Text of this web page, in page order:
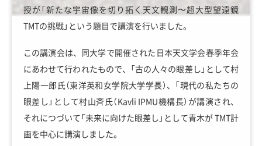
授が「新たな宇宙像を切り拓く天文観測〜超大型望遠鏡
TMTの挑戦」という題目で講演を行いました。
この講演会は、同大学で開催された日本天文学会春季年会
にあわせて行われたもので、「古の人々の眼差し」として村
上陽一郎氏（東洋英和女学院大学学長）、「現代の私たちの
眼差し」として村山斉氏（Kavli IPMU機構長）が講演され、
それにつづいて「未来に向けた眼差し」として青木が TMT計
画を中心に講演しました。